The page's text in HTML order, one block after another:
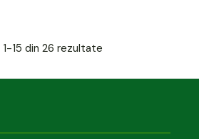
1-15 din 26 rezultate